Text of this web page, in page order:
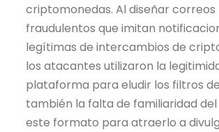
criptomonedas. Al diseñar correos
fraudulentos que imitan
legítimas de intercambios de
los atacantes utilizaron la
plataforma para eludir los filtros
también la falta de familiaridad del
este formato para atraerlo a